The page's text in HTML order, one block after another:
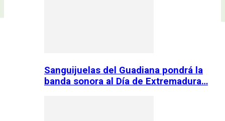
Sanguijuelas del Guadiana pondrá la
banda sonora al Día de Extremadura…